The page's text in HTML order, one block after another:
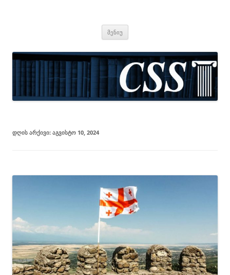
მენიუ
ᲓᲦᲘᲡ ᲐᲠᲥᲘᲕᲘ: ᲐᲒᲕᲘᲡᲢᲝ 10, 2024